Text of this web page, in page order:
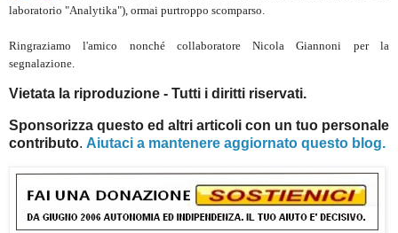
laboratorio "Analytika"), ormai purtroppo scomparso.
Ringraziamo l'amico nonché collaboratore Nicola Giannoni per la
segnalazione.
Vietata la riproduzione - Tutti i diritti riservati.
Sponsorizza questo ed altri articoli con un tuo personale
contributo. Aiutaci a mantenere aggiornato questo blog.